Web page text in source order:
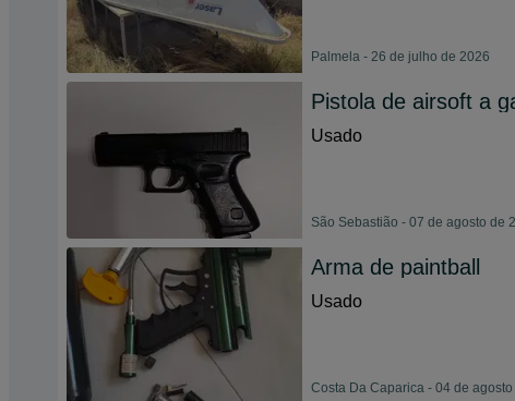
Palmela - 26 de julho de 2026
Pistola de airsoft a
Usado
São Sebastião - 07 de agosto de
Arma de paintball
Usado
Costa Da Caparica - 04 de